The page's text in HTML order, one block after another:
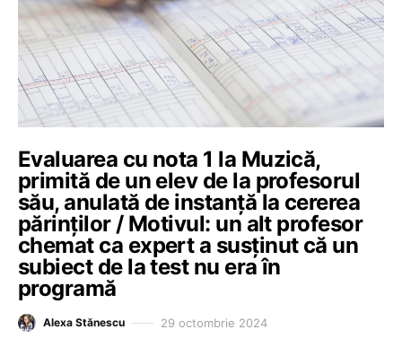
Evaluarea cu nota 1 la Muzică,
primită de un elev de la profesorul
său, anulată de instanță la cererea
părinților / Motivul: un alt profesor
chemat ca expert a susținut că un
subiect de la test nu era în
programă
Alexa Stănescu 29 octombrie 2024